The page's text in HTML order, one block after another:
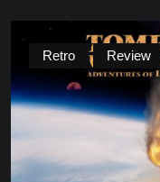
Retro Review